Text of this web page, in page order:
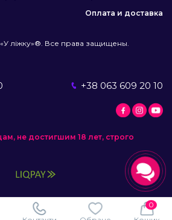
Оплата и доставка
ліжку»®. Все права защищены.
+38 063 609 20 10
не достигшим 18 лет, строго
0